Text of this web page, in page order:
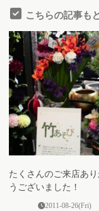
こちらの記事も
たくさんのご来店あり
うございました！
2011-08-26(Fri)